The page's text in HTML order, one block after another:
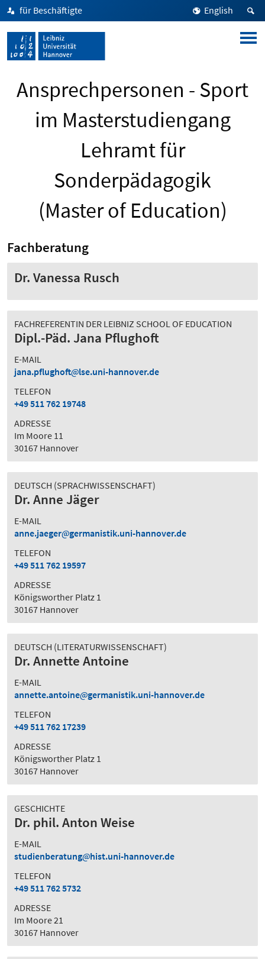
für Beschäftigte English
Ansprechpersonen - Sport
im Masterstudiengang
Lehramt für
Sonderpädagogik
(Master of Education)
Fachberatung
Dr. Vanessa Rusch
FACHREFERENTIN DER LEIBNIZ SCHOOL OF EDUCATION
Dipl.-Päd. Jana Pflughoft
E-MAIL
jana.pflughoft
lse.uni-hannover.de
TELEFON
+49 511 762 19748
ADRESSE
Im Moore 11
30167 Hannover
DEUTSCH (SPRACHWISSENSCHAFT)
Dr. Anne Jäger
E-MAIL
anne.jaeger
germanistik.uni-hannover.de
TELEFON
+49 511 762 19597
ADRESSE
Königsworther Platz 1
30167 Hannover
DEUTSCH (LITERATURWISSENSCHAFT)
Dr. Annette Antoine
E-MAIL
annette.antoine
germanistik.uni-hannover.de
TELEFON
+49 511 762 17239
ADRESSE
Königsworther Platz 1
30167 Hannover
GESCHICHTE
Dr. phil. Anton Weise
E-MAIL
studienberatung
hist.uni-hannover.de
TELEFON
+49 511 762 5732
ADRESSE
Im Moore 21
30167 Hannover